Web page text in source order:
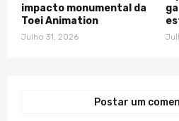
impacto monumental da
Toei Animation
Julho 31, 2026
Postar um